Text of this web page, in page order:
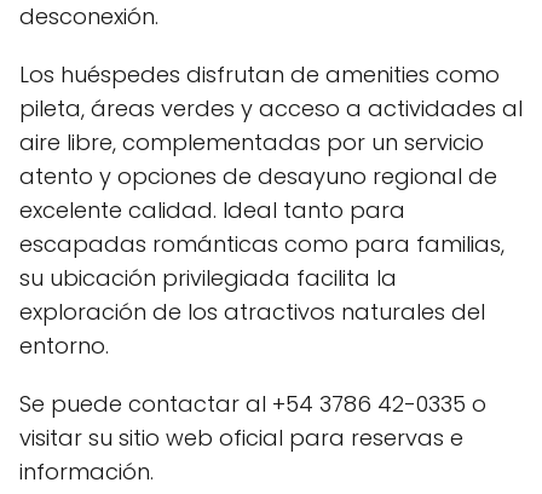
desconexión.
Los huéspedes disfrutan de amenities como
pileta, áreas verdes y acceso a actividades al
aire libre, complementadas por un servicio
atento y opciones de desayuno regional de
excelente calidad. Ideal tanto para
escapadas románticas como para familias,
su ubicación privilegiada facilita la
exploración de los atractivos naturales del
entorno.
Se puede contactar al +54 3786 42-0335 o
visitar su sitio web oficial para reservas e
información.